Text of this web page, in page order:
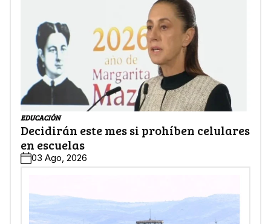
EDUCACIÓN
Decidirán este mes si prohíben celulares
en escuelas
03 Ago, 2026